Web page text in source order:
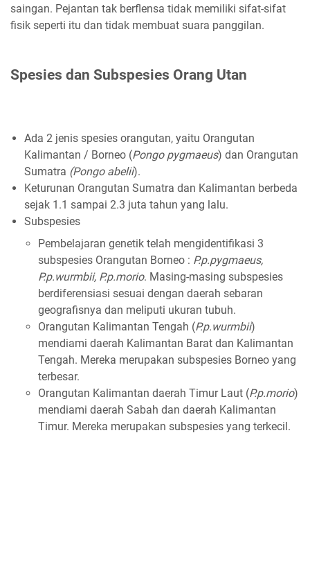
saingan. Pejantan tak berflensa tidak memiliki sifat-sifat
fisik seperti itu dan tidak membuat suara panggilan.
Spesies dan Subspesies Orang Utan
Ada 2 jenis spesies orangutan, yaitu Orangutan
Kalimantan / Borneo (Pongo pygmaeus) dan Orangutan
Sumatra (Pongo abelii).
Keturunan Orangutan Sumatra dan Kalimantan berbeda
sejak 1.1 sampai 2.3 juta tahun yang lalu.
Subspesies
Pembelajaran genetik telah mengidentifikasi 3
subspesies Orangutan Borneo : P.p.pygmaeus,
P.p.wurmbii, P.p.morio. Masing-masing subspesies
berdiferensiasi sesuai dengan daerah sebaran
geografisnya dan meliputi ukuran tubuh.
Orangutan Kalimantan Tengah (P.p.wurmbii)
mendiami daerah Kalimantan Barat dan Kalimantan
Tengah. Mereka merupakan subspesies Borneo yang
terbesar.
Orangutan Kalimantan daerah Timur Laut (P.p.morio)
mendiami daerah Sabah dan daerah Kalimantan
Timur. Mereka merupakan subspesies yang terkecil.